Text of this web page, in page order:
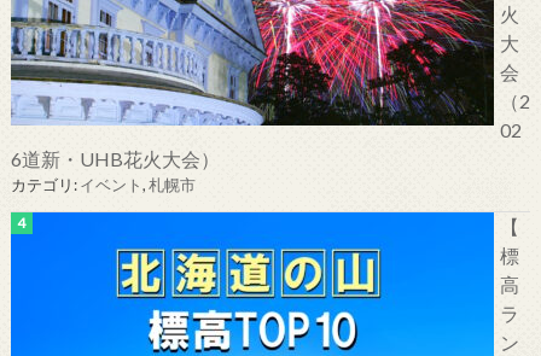
火
大
会
（2
02
6道新・UHB花火大会）
カテゴリ:イベント,札幌市
【
標
高
ラ
ン